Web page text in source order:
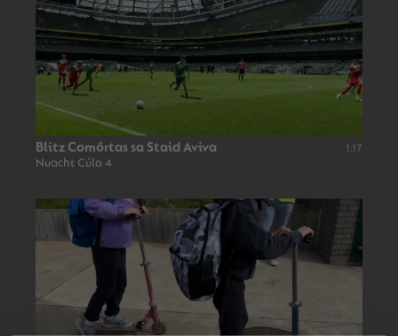
Blitz Comórtas sa Staid Aviva
Nuacht Cúla 4
1:17